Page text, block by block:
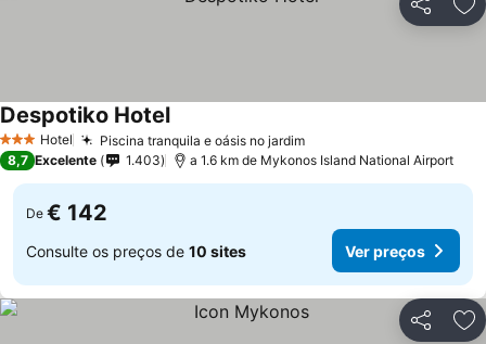
Partilhar
3 EstrelasHotel Piscina tranquila e oásis no jardim
Despotiko Hotel
8,7 Excelente 1.403 a 1.6 km de Mykonos Island National Airport
De € 142
Consulte os preços de 10 sites Ver preços
Partilhar